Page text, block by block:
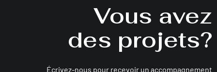
Vous avez
des projets?
Écrivez-nous pour recevoir un accompagnement